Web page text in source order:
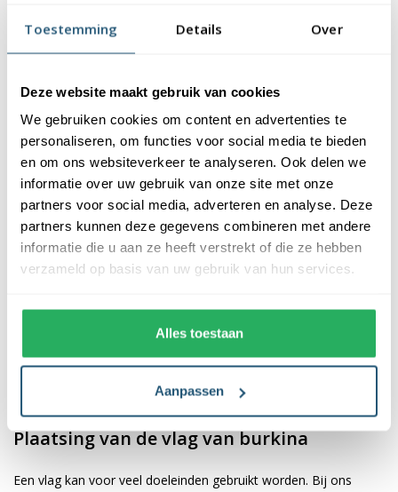
Toestemming Details Over
Deze website maakt gebruik van cookies
We gebruiken cookies om content en advertenties te
personaliseren, om functies voor social media te bieden
en om ons websiteverkeer te analyseren. Ook delen we
informatie over uw gebruik van onze site met onze
partners voor social media, adverteren en analyse. Deze
partners kunnen deze gegevens combineren met andere
informatie die u aan ze heeft verstrekt of die ze hebben
verzameld op basis van uw gebruik van hun services.
Alles toestaan
Aanpassen
afwerking, is uw-werend en kan gewassen worden op maximaal
40 graden. De vlag heeft een gemiddelde levensduur van 3 tot 6
de locatie en weersomstandigheden.
Voordelen van de Burkinese vlag kopen bij
Vlaggen Unie
De Burkinese vlag wordt standaard uit eigen voorraad geleverd,
wat zorgt voor een snelle levering. Ook zijn onze vlaggen
voorzien van een hoogwaardige afwerking. Ze zijn voorzien van
een sterke zoom die vastgezet is met een dubbele stiknaad. Bij
✓ snelle levering uit eigen voorraad
✓ altijd de laagste prijs garantie
✓ scherpe bedrukking en heldere kleuren
Plaatsing van de vlag van burkina
Een vlag kan voor veel doeleinden gebruikt worden. Bij ons